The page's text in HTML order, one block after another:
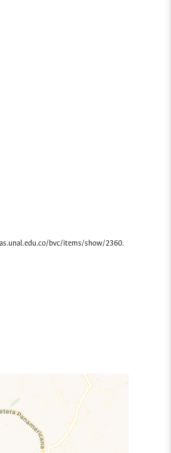
bvc/items/show/2360.